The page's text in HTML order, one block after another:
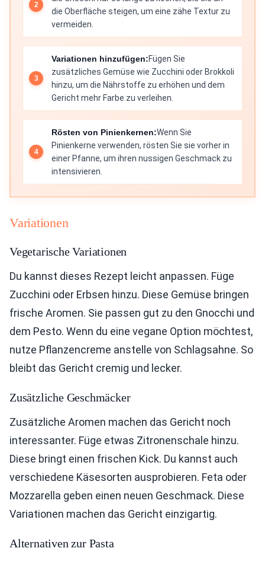
die Oberfläche steigen, um eine zähe Textur zu
vermeiden.
Variationen hinzufügen:Fügen Sie
zusätzliches Gemüse wie Zucchini oder Brokkoli
hinzu, um die Nährstoffe zu erhöhen und dem
Gericht mehr Farbe zu verleihen.
Rösten von Pinienkernen:Wenn Sie
Pinienkerne verwenden, rösten Sie sie vorher in
einer Pfanne, um ihren nussigen Geschmack zu
intensivieren.
Variationen
Vegetarische Variationen
Du kannst dieses Rezept leicht anpassen. Füge
Zucchini oder Erbsen hinzu. Diese Gemüse bringen
frische Aromen. Sie passen gut zu den Gnocchi und
dem Pesto. Wenn du eine vegane Option möchtest,
nutze Pflanzencreme anstelle von Schlagsahne. So
bleibt das Gericht cremig und lecker.
Zusätzliche Geschmäcker
Zusätzliche Aromen machen das Gericht noch
interessanter. Füge etwas Zitronenschale hinzu.
Diese bringt einen frischen Kick. Du kannst auch
verschiedene Käsesorten ausprobieren. Feta oder
Mozzarella geben einen neuen Geschmack. Diese
Variationen machen das Gericht einzigartig.
Alternativen zur Pasta